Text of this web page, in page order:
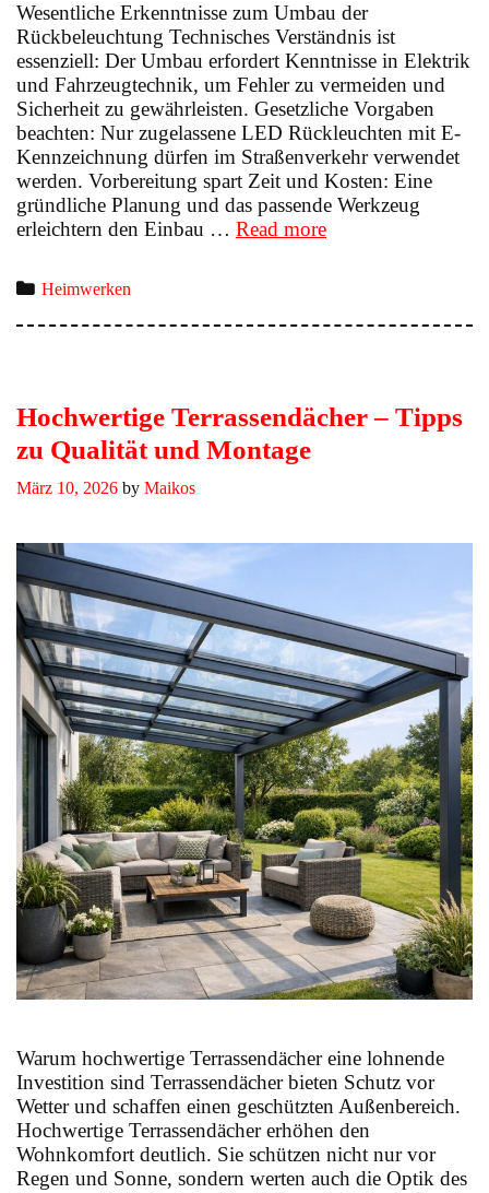
Wesentliche Erkenntnisse zum Umbau der
Rückbeleuchtung Technisches Verständnis ist
essenziell: Der Umbau erfordert Kenntnisse in Elektrik
und Fahrzeugtechnik, um Fehler zu vermeiden und
Sicherheit zu gewährleisten. Gesetzliche Vorgaben
beachten: Nur zugelassene LED Rückleuchten mit E-
Kennzeichnung dürfen im Straßenverkehr verwendet
werden. Vorbereitung spart Zeit und Kosten: Eine
gründliche Planung und das passende Werkzeug
erleichtern den Einbau … Read moreRückbeleuchtung
musst
Categories
Heimwerken
Hochwertige Terrassendächer – Tipps
zu Qualität und Montage
März 10, 2026 by Maikos
Warum hochwertige Terrassendächer eine lohnende
Investition sind Terrassendächer bieten Schutz vor
Wetter und schaffen einen geschützten Außenbereich.
Hochwertige Terrassendächer erhöhen den
Wohnkomfort deutlich. Sie schützen nicht nur vor
Regen und Sonne, sondern werten auch die Optik des